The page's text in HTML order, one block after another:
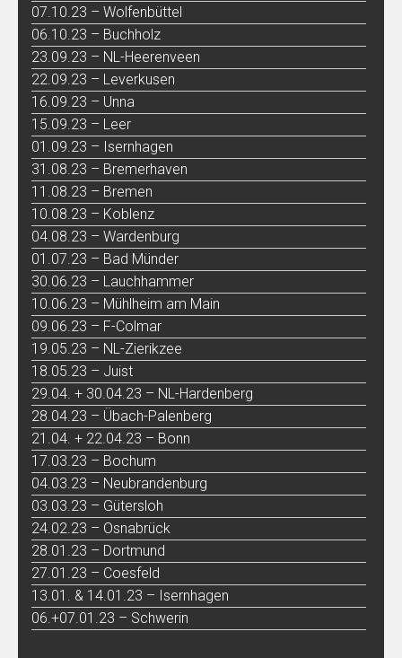
07.10.23 – Wolfenbüttel
06.10.23 – Buchholz
23.09.23 – NL-Heerenveen
22.09.23 – Leverkusen
16.09.23 – Unna
15.09.23 – Leer
01.09.23 – Isernhagen
31.08.23 – Bremerhaven
11.08.23 – Bremen
10.08.23 – Koblenz
04.08.23 – Wardenburg
01.07.23 – Bad Münder
30.06.23 – Lauchhammer
10.06.23 – Mühlheim am Main
09.06.23 – F-Colmar
19.05.23 – NL-Zierikzee
18.05.23 – Juist
29.04. + 30.04.23 – NL-Hardenberg
28.04.23 – Übach-Palenberg
21.04. + 22.04.23 – Bonn
17.03.23 – Bochum
04.03.23 – Neubrandenburg
03.03.23 – Gütersloh
24.02.23 – Osnabrück
28.01.23 – Dortmund
27.01.23 – Coesfeld
13.01. & 14.01.23 – Isernhagen
06.+07.01.23 – Schwerin